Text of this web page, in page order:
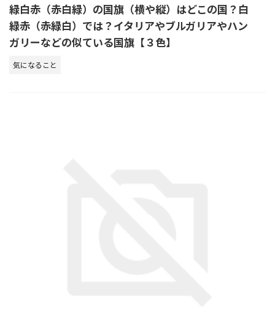
緑白赤（赤白緑）の国旗（横や縦）はどこの国？白
緑赤（赤緑白）では？イタリアやブルガリアやハン
ガリーなどの似ている国旗【３色】
気になること